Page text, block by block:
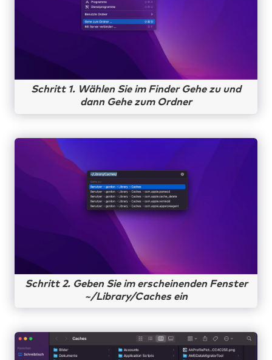
Schritt 1. Wählen Sie im Finder Gehe zu und
dann Gehe zum Ordner
Schritt 2. Geben Sie im erscheinenden Fenster
~/Library/Caches ein